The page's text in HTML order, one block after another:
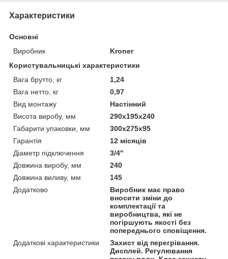
Характеристики
Основні
Виробник
Kroner
Користувальницькі характеристики
Вага брутто, кг
1,24
Вага нетто, кг
0,97
Вид монтажу
Настінний
Висота виробу, мм
290х195х240
Габарити упаковки, мм
300х275х95
Гарантія
12 місяців
Діаметр підключення
3/4''
Довжина виробу, мм
240
Довжина виливу, мм
145
Додатково
Виробник має право
вносити зміни до
комплектації та
виробництва, які не
погіршують якості без
попереднього сповіщення.
Додаткові характеристики
Захист від перегрівання.
Дисплей. Регулювання